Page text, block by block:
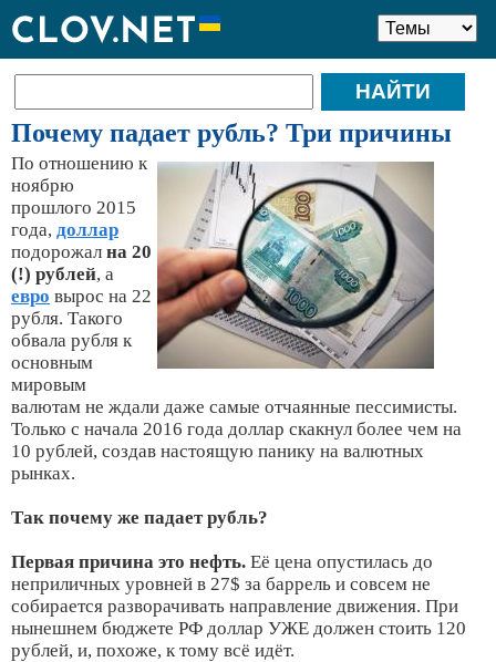
Почему падает рубль? Три причины
По отношению к
ноябрю
прошлого 2015
года, доллар
подорожал на 20
(!) рублей, а
евро вырос на 22
рубля. Такого
обвала рубля к
основным
мировым
валютам не ждали даже самые отчаянные пессимисты.
Только с начала 2016 года доллар скакнул более чем на
10 рублей, создав настоящую панику на валютных
рынках.
Так почему же падает рубль?
Первая причина это нефть. Её цена опустилась до
неприличных уровней в 27$ за баррель и совсем не
собирается разворачивать направление движения. При
нынешнем бюджете РФ доллар УЖЕ должен стоить 120
рублей, и, похоже, к тому всё идёт.